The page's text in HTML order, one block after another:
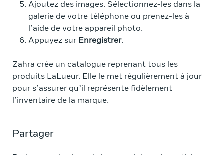
Ajoutez des images. Sélectionnez-les dans la
galerie de votre téléphone ou prenez-les à
l’aide de votre appareil photo.
Appuyez sur Enregistrer.
Zahra crée un catalogue reprenant tous les
produits LaLueur. Elle le met régulièrement à jour
pour s’assurer qu’il représente fidèlement
l’inventaire de la marque.
Partager